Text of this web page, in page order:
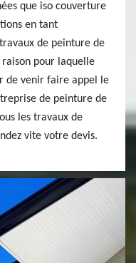
que iso couverture
en tant
de peinture de
pour laquelle
de venir faire appel le
de peinture de
les travaux de
vite votre devis.